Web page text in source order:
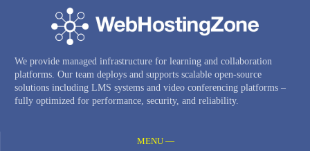
We provide managed infrastructure for learning and collaboration
platforms. Our team deploys and supports scalable open-source
solutions including LMS systems and video conferencing platforms –
fully optimized for performance, security, and reliability.
MENU —